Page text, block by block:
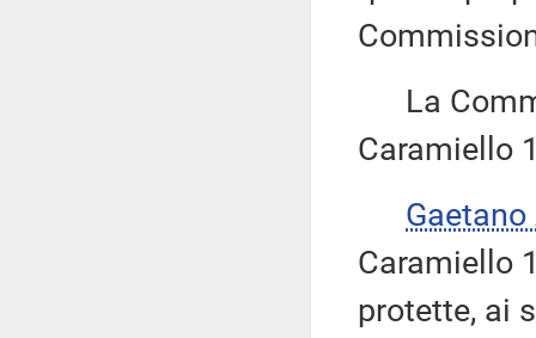
La
Caramiello
Gaetano
Caramiello
protette, ai